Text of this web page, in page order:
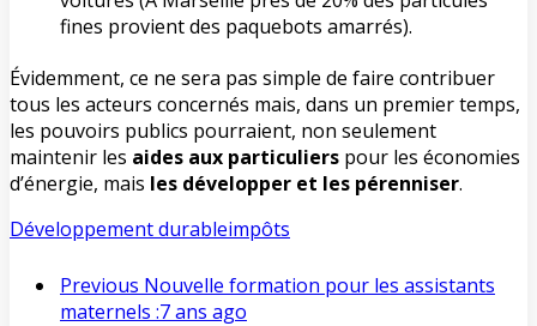
fines provient des paquebots amarrés).
Évidemment, ce ne sera pas simple de faire contribuer
tous les acteurs concernés mais, dans un premier temps,
les pouvoirs publics pourraient, non seulement
maintenir les aides aux particuliers pour les économies
d’énergie, mais les développer et les pérenniser.
Développement durableimpôts
Previous Nouvelle formation pour les assistants
maternels :7 ans ago